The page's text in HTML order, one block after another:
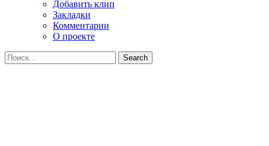
Добавить клип
Закладки
Комментарии
О проекте